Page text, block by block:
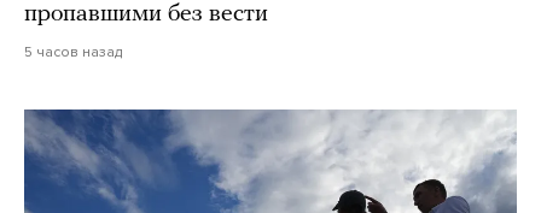
пропавшими без вести
5 часов назад